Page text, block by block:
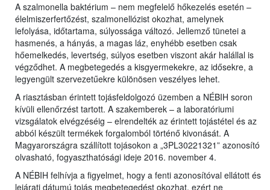
A szalmonella baktérium – nem megfelelő hőkezelés esetén –
élelmiszerfertőzést, szalmonellózist okozhat, amelynek
lefolyása, időtartama, súlyossága változó. Jellemző tünetei a
hasmenés, a hányás, a magas láz, enyhébb esetben csak
hőemelkedés, levertség, súlyos esetben viszont akár halállal is
végződhet. A megbetegedés a kisgyermekekre, az idősekre, a
legyengült szervezetűekre különösen veszélyes lehet.
A riasztásban érintett tojásfeldolgozó üzemben a NÉBIH soron
kívüli ellenőrzést tartott. A szakemberek – a laboratóriumi
vizsgálatok elvégzéséig – elrendelték az érintett tojástétel és az
abból készült termékek forgalomból történő kivonását. A
Magyarországra szállított tojásokon a „3PL30221321” azonosító
olvasható, fogyaszthatósági ideje 2016. november 4.
A NÉBIH felhívja a figyelmet, hogy a fenti azonosítóval ellátott és
lejárati dátumú tojás megbetegedést okozhat, ezért ne